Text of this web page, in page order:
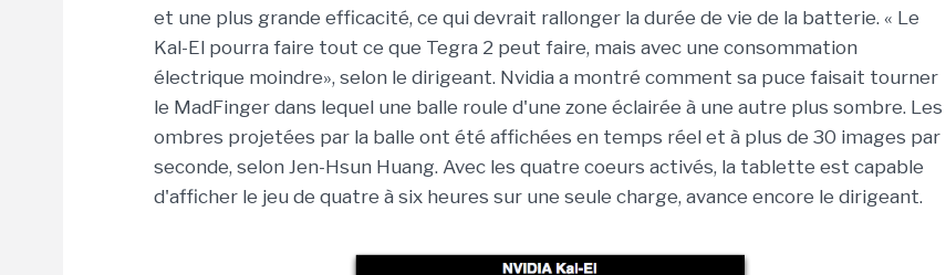
et une plus grande efficacité, ce qui devrait rallonger la durée de vie de la batterie. « Le
Kal-El pourra faire tout ce que Tegra 2 peut faire, mais avec une consommation
électrique moindre», selon le dirigeant. Nvidia a montré comment sa puce faisait tourner
le MadFinger dans lequel une balle roule d'une zone éclairée à une autre plus sombre. Les
ombres projetées par la balle ont été affichées en temps réel et à plus de 30 images par
seconde, selon Jen-Hsun Huang. Avec les quatre coeurs activés, la tablette est capable
d'afficher le jeu de quatre à six heures sur une seule charge, avance encore le dirigeant.